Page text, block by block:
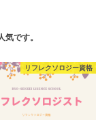
気です。
リフレクソロジー資格